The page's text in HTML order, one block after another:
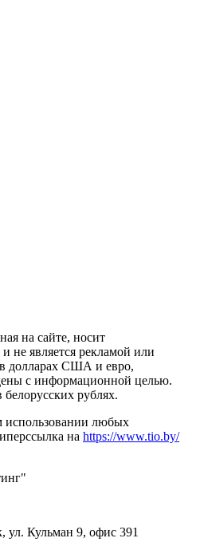
на сайте, носит
не является рекламой или
долларах США и евро,
с информационной целью.
белорусских рублях.
любых
на https://www.tio.by/
ул. Кульман 9, офис 391